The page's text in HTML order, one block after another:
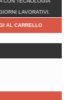
LAVORATIVI.
AL CARRELLO